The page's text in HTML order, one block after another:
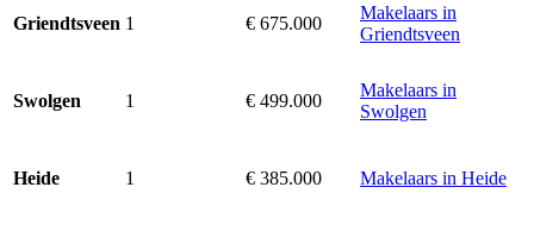
Griendtsveen 1 € 675.000
Makelaars in
Griendtsveen
Swolgen 1 € 499.000
Makelaars in
Swolgen
Heide 1 € 385.000 Makelaars in Heide